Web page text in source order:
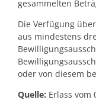
gesammelten
Die Verfügung
aus mindestens
oder von diesem
Quelle: Erlass vom